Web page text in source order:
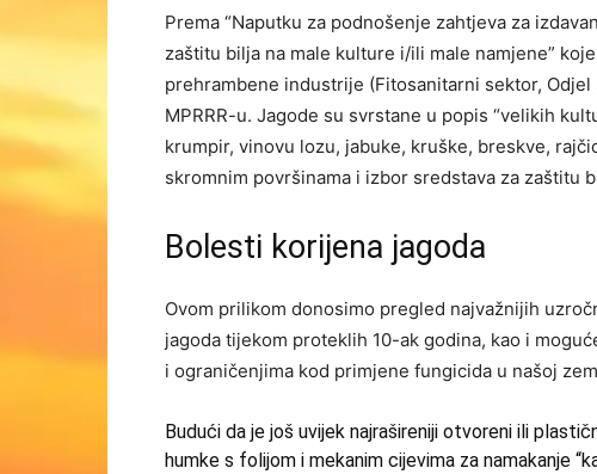
Prema “Naputku za podnošenje zahtjeva za
zaštitu bilja na male kulture i/ili male namjene”
prehrambene industrije (Fitosanitarni sektor,
MPRRR-u. Jagode su svrstane u popis “velikih
krumpir, vinovu lozu, jabuke, kruške, breskve,
skromnim površinama i izbor sredstava za zaštitu
Bolesti korijena jagoda
Ovom prilikom donosimo pregled najvažnijih
jagoda tijekom proteklih 10-ak godina, kao i
i ograničenjima kod primjene fungicida u našoj
Budući da je još uvijek najrašireniji otvoreni ili
humke s folijom i mekanim cijevima za namakanje